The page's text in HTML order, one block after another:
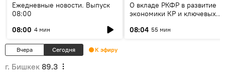
Ежедневные новости. Выпуск
08:00
08:00 4 мин
О вкладе РКФР в развитие
экономики КР и ключевых
08:04 55 мин
Вчера Сегодня К эфиру
г. Бишкек 89.3